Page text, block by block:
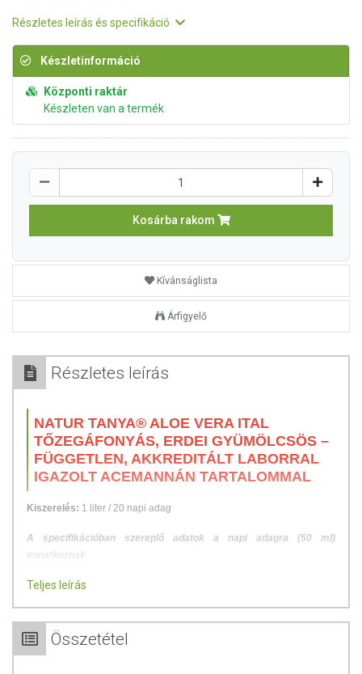
Részletes leírás és specifikáció
Készletinformáció
Központi raktár
Készleten van a termék
Kosárba rakom
Kívánságlista
Árfigyelő
Részletes leírás
NATUR TANYA® ALOE VERA ITAL
TŐZEGÁFONYÁS, ERDEI GYÜMÖLCSÖS –
FÜGGETLEN, AKKREDITÁLT LABORRAL
IGAZOLT ACEMANNÁN TARTALOMMAL
Kiszerelés: 1 liter / 20 napi adag
A specifikációban szereplő adatok a napi adagra (50 ml)
vonatkoznak.
AZ ALOE VERA TÁMOGATJA A GYOMOR-, ÉS BÉLRENDSZER
IMMUNRENDSZER NORMÁL MŰKÖDÉSÉHEZ, JÓTÉKONY
HATÁSSAL VAN A FÁRADTSÁGRA, SEGÍT FENNTARTANI A
NORMÁL VÉRCUKORSZINTET ÉS JAVÍTJA A GLIKÉMIÁS
Teljes leírás
Összetétel